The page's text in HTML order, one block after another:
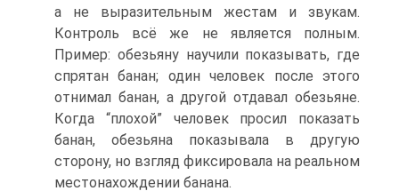
а не выразительным жестам и звукам.
Контроль всё же не является полным.
Пример: обезьяну научили показывать, где
спрятан банан; один человек после этого
отнимал банан, а другой отдавал обезьяне.
Когда “плохой” человек просил показать
банан, обезьяна показывала в другую
сторону, но взгляд фиксировала на реальном
местонахождении банана.